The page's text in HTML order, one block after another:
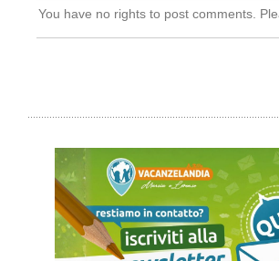
You have no rights to post comments.